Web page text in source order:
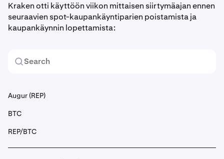
Kraken otti käyttöön viikon mittaisen siirtymäajan ennen
seuraavien spot-kaupankäyntiparien poistamista ja
kaupankäynnin lopettamista:
Augur (REP)
BTC
REP/BTC